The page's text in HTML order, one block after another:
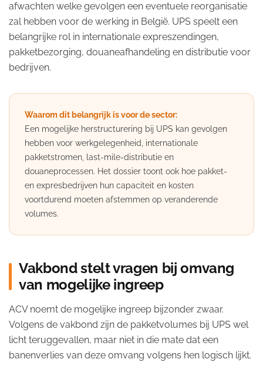
afwachten welke gevolgen een eventuele reorganisatie
zal hebben voor de werking in België. UPS speelt een
belangrijke rol in internationale expreszendingen,
pakketbezorging, douaneafhandeling en distributie voor
bedrijven.
Waarom dit belangrijk is voor de sector:
Een mogelijke herstructurering bij UPS kan gevolgen
hebben voor werkgelegenheid, internationale
pakketstromen, last-mile-distributie en
douaneprocessen. Het dossier toont ook hoe pakket-
en expresbedrijven hun capaciteit en kosten
voortdurend moeten afstemmen op veranderende
volumes.
Vakbond stelt vragen bij omvang
van mogelijke ingreep
ACV noemt de mogelijke ingreep bijzonder zwaar.
Volgens de vakbond zijn de pakketvolumes bij UPS wel
licht teruggevallen, maar niet in die mate dat een
banenverlies van deze omvang volgens hen logisch lijkt.